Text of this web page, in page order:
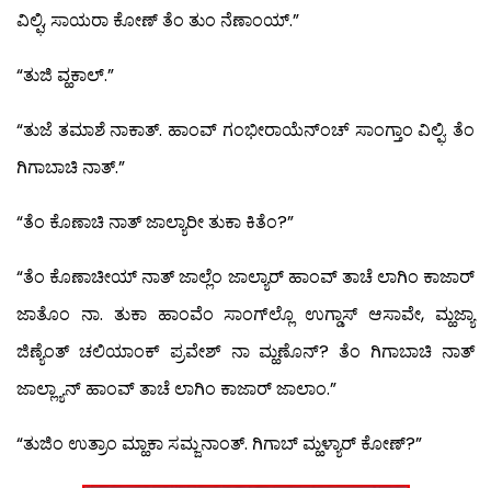
ವಿಲ್ಫಿ, ಸಾಯರಾ ಕೋಣ್ ತೆಂ ತುಂ ನೆಣಾಂಯ್.”
“ತುಜಿ ವ್ಹಕಾಲ್.”
“ತುಜೆ ತಮಾಶೆ ನಾಕಾತ್. ಹಾಂವ್ ಗಂಭೀರಾಯೆನ್‍ಂಚ್ ಸಾಂಗ್ತಾಂ ವಿಲ್ಫಿ. ತೆಂ
ಗಿಗಾಬಾಚಿ ನಾತ್.”
“ತೆಂ ಕೊಣಾಚಿ ನಾತ್ ಜಾಲ್ಯಾರೀ ತುಕಾ ಕಿತೆಂ?”
“ತೆಂ ಕೊಣಾಚೀಯ್ ನಾತ್ ಜಾಲ್ಲೆಂ ಜಾಲ್ಯಾರ್ ಹಾಂವ್ ತಾಚೆ ಲಾಗಿಂ ಕಾಜಾರ್
ಜಾತೊಂ ನಾ. ತುಕಾ ಹಾಂವೆಂ ಸಾಂಗ್‍ಲ್ಲೊ ಉಗ್ಡಾಸ್ ಆಸಾವೇ, ಮ್ಹಜ್ಯಾ
ಜಿಣ್ಯೆಂತ್ ಚಲಿಯಾಂಕ್ ಪ್ರವೇಶ್ ನಾ ಮ್ಹಣೊನ್? ತೆಂ ಗಿಗಾಬಾಚಿ ನಾತ್
ಜಾಲ್ಲ್ಯಾನ್ ಹಾಂವ್ ತಾಚೆ ಲಾಗಿಂ ಕಾಜಾರ್ ಜಾಲಾಂ.”
“ತುಜಿಂ ಉತ್ರಾಂ ಮ್ಹಾಕಾ ಸಮ್ಜನಾಂತ್. ಗಿಗಾಬ್ ಮ್ಹಳ್ಯಾರ್ ಕೋಣ್?”